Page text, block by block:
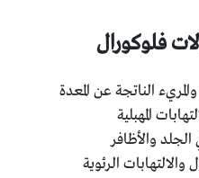
فلوكورال
الناتجة عن المعدة
المهبلية
الجلد والأظافر
الرئوية